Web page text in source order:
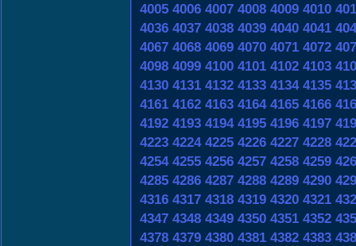
4005 4006 4007 4008 4009 4010
4036 4037 4038 4039 4040 4041
4067 4068 4069 4070 4071 4072
4098 4099 4100 4101 4102 4103
4130 4131 4132 4133 4134 4135
4161 4162 4163 4164 4165 4166
4192 4193 4194 4195 4196 4197
4223 4224 4225 4226 4227 4228
4254 4255 4256 4257 4258 4259
4285 4286 4287 4288 4289 4290
4316 4317 4318 4319 4320 4321
4347 4348 4349 4350 4351 4352
4378 4379 4380 4381 4382 4383